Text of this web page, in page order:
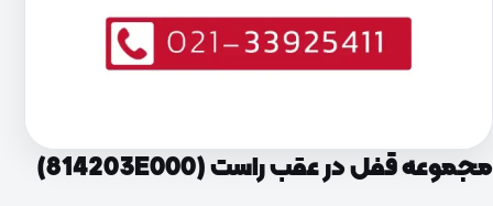
مجموعه قفل در عقب راست (814203E000)